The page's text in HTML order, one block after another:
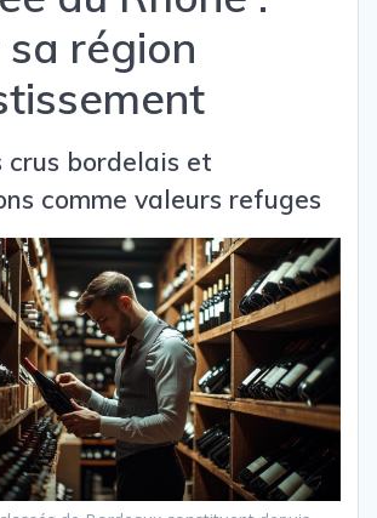
région
crus bordelais et
comme valeurs refuges